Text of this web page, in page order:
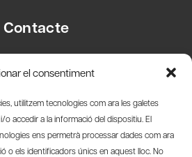
el consentiment
utilitzem tecnologies com ara les galetes
o accedir a la informació del dispositiu. El
ens permetrà processar dades com ara
o els identificadors únics en aquest lloc. No
Contacte
Barcelona
Newsletter